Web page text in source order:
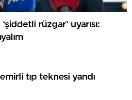
rüzgar’ uyarısı:
tıp teknesi yandı